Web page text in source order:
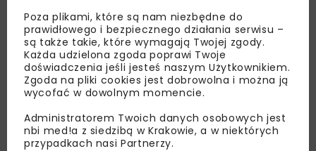
Lubisz wiedzieć więcej?
Zapisz się do newslettera aby otrzymywać od
nas najlepsze informacje branżowe,
zaproszenia na wydarzenia, atrakcyjne oferty i
dedykowane akcje specjalne.
Poza plikami, które są nam niezbędne do
prawidłowego i bezpiecznego działania serwisu –
są także takie, które wymagają Twojej zgody.
Każda udzielona zgoda poprawi Twoje
doświadczenia jeśli jesteś naszym Użytkownikiem.
Zgoda na pliki cookies jest dobrowolna i można ją
wycofać w dowolnym momencie.
Administratorem Twoich danych osobowych jest
nbi med!a z siedzibą w Krakowie, a w niektórych
przypadkach nasi Partnerzy.